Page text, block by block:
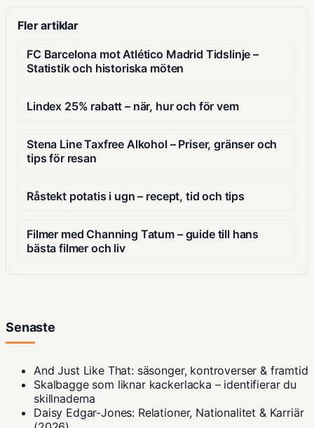
Fler artiklar
FC Barcelona mot Atlético Madrid Tidslinje –
Statistik och historiska möten
Lindex 25% rabatt – när, hur och för vem
Stena Line Taxfree Alkohol – Priser, gränser och
tips för resan
Råstekt potatis i ugn – recept, tid och tips
Filmer med Channing Tatum – guide till hans
bästa filmer och liv
Senaste
And Just Like That: säsonger, kontroverser & framtid
Skalbagge som liknar kackerlacka – identifierar du
skillnaderna
Daisy Edgar-Jones: Relationer, Nationalitet & Karriär